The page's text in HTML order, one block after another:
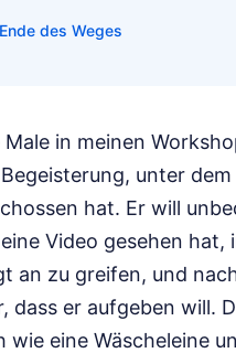
des Weges
in meinen
unter
hat. Er will
Video gesehen
an zu greifen, und
dass er aufgeben will.
wie eine Wäscheleine